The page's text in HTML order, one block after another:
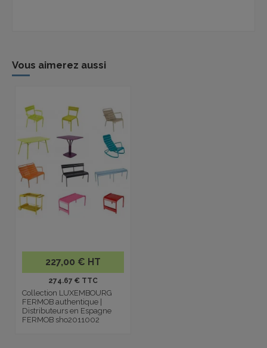
Vous aimerez aussi
227,00 € HT
274.67 € TTC
Collection LUXEMBOURG
FERMOB authentique |
Distributeurs en Espagne
FERMOB sho2011002